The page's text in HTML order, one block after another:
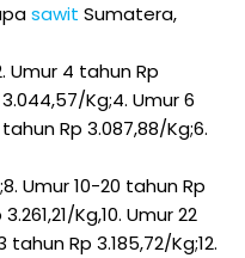
sawit Sumatera,
Umur 4 tahun Rp
Kg;4. Umur 6
Rp 3.087,88/Kg;6.
Umur 10-20 tahun Rp
Kg,10. Umur 22
tahun Rp 3.185,72/Kg;12.